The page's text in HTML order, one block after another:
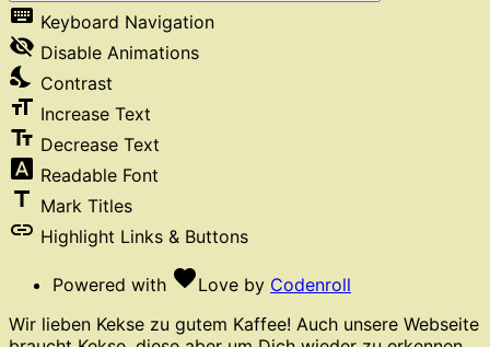
keyboard Keyboard Navigation
visibility_off Disable Animations
nights_stay Contrast
format_size Increase Text
text_fields Decrease Text
font_download Readable Font
title Mark Titles
link Highlight Links & Buttons
Powered with favoriteLove by Codenroll
Wir lieben Kekse zu gutem Kaffee! Auch unsere Webseite